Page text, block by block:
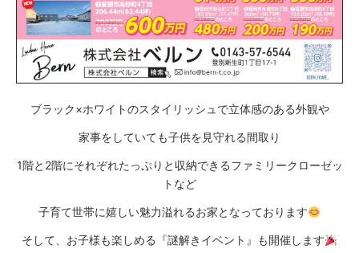
ブラック×ホワイトのスタイリッシュで立体感のある外観や
家事をしていても子供を見守れる間取り
1階と2階にそれぞれたっぷりと収納できるファミリークローゼッ
トなど
子育て世帯に嬉しい魅力溢れるお家となっております
そして、お子様も楽しめる『謎解きイベント』も開催します